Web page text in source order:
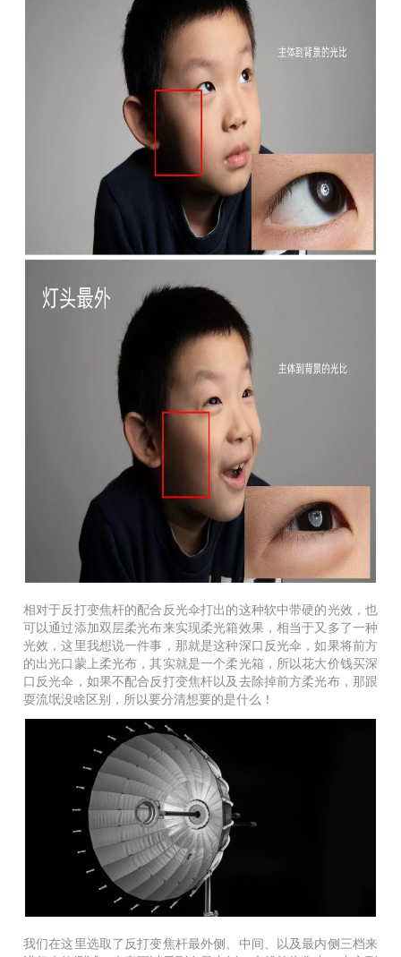
相对于反打变焦杆的配合反光伞打出的这种软中带硬的光效，也
可以通过添加双层柔光布来实现柔光箱效果，相当于又多了一种
光效，这里我想说一件事，那就是这种深口反光伞，如果将前方
的出光口蒙上柔光布，其实就是一个柔光箱，所以花大价钱买深
口反光伞，如果不配合反打变焦杆以及去除掉前方柔光布，那跟
耍流氓没啥区别，所以要分清想要的是什么！
我们在这里选取了反打变焦杆最外侧、中间、以及最内侧三档来